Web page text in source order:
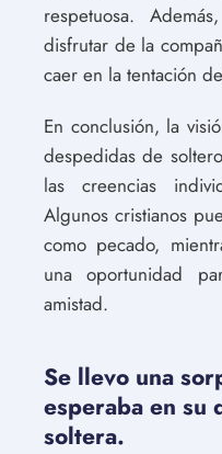
respetuosa.
disfrutar de la
caer en la tentación
En conclusión, la
despedidas de
las creencias
Algunos cristianos
como pecado,
una oportunidad
amistad.
Se llevo una
esperaba en su
soltera.